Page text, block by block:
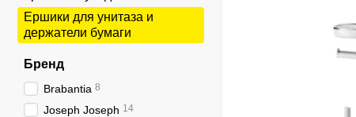
Ершики для унитаза и
держатели бумаги
Бренд
Brabantia 8
Joseph Joseph 14